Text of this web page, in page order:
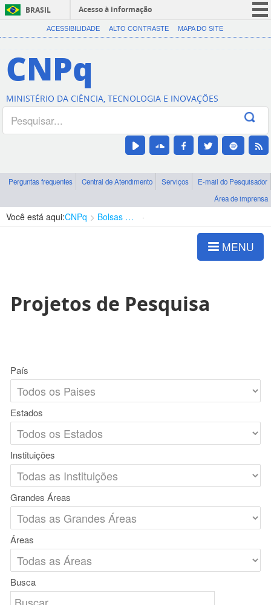
BRASIL
Acesso à informação
CORONAVÍRUS (COVID-19)
Canais
ACESSIBILIDADE ALTO CONTRASTE MAPA DO SITE
CNPq
MINISTÉRIO DA CIÊNCIA, TECNOLOGIA E INOVAÇÕES
Perguntas frequentes Central de Atendimento Serviços
E-mail do Pesquisador
Área de imprensa
Você está aqui:CNPq Bolsas e Auxílios Vigentes
MENU
Projetos de Pesquisa
País
Estados
Instituições
Grandes Áreas
Áreas
Busca